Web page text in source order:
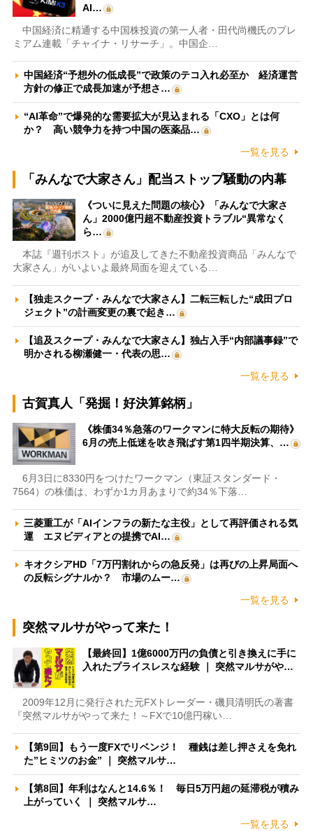
AI…
中国経済に精通する中国株投資の第一人者・田代尚機氏のプレ
ミアム連載「チャイナ・リサーチ」。中国企…
中国経済“予想外の低成長”で政策のテコ入れ必至か 経済運営
方針の修正で成長加速が予想さ…
“AI革命”で爆発的な需要拡大が見込まれる「CXO」とは何
か？ 高い競争力を持つ中国の医薬品…
一覧を見る
「みんなで大家さん」配当ストップ騒動の内幕
《ついに見えた問題の核心》「みんなで大家さ
ん」2000億円超不動産投資トラブル“異常なく
ら…
本誌『週刊ポスト』が追及してきた不動産投資商品「みんなで
大家さん」がいよいよ最終局面を迎えている…
【独走スクープ・みんなで大家さん】二転三転した“成田プロ
ジェクト”の計画変更の裏で起き…
【追及スクープ・みんなで大家さん】独占入手“内部議事録”で
明かされる柳瀬健一・代表の思…
一覧を見る
古賀真人「発掘！好決算銘柄」
《株価34％急落のワークマンに特大反転の期待》
6月の売上低迷を吹き飛ばす第1四半期決算、…
6月3日に8330円をつけたワークマン（東証スタンダード・
7564）の株価は、わずか1カ月あまりで約34％下落…
三菱重工が「AIインフラの新たな主役」として再評価される気
運 エヌビディアとの提携でAI…
キオクシアHD「7万円割れからの急反発」は再びの上昇局面へ
の反転シグナルか？ 市場のムー…
一覧を見る
突然マルサがやって来た！
【最終回】1億6000万円の負債と引き換えに手に
入れたプライスレスな経験 ｜ 突然マルサがや…
2009年12月に発行された元FXトレーダー・磯貝清明氏の著書
『突然マルサがやって来た！～FXで10億円稼い…
【第9回】もう一度FXでリベンジ！ 種銭は差し押さえを免れ
た”ヒミツのお金” ｜ 突然マルサ…
【第8回】年利はなんと14.6％！ 毎日5万円超の延滞税が積み
上がっていく ｜ 突然マルサ…
一覧を見る